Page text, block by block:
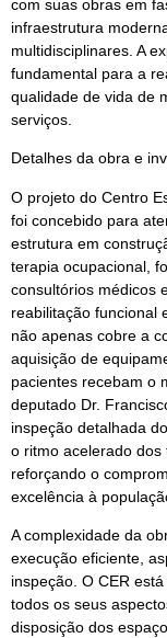
com suas obras em
infraestrutura
multidisciplinares. A
fundamental para a
qualidade de vida de
serviços.
Detalhes da obra e
O projeto do Centro
foi concebido para
estrutura em
terapia ocupacional,
consultórios médicos
reabilitação funcional
não apenas cobre a
aquisição de
pacientes recebam o
deputado Dr.
inspeção detalhada
o ritmo acelerado dos
reforçando o
excelência à
A complexidade da
execução eficiente,
inspeção. O CER
todos os seus
disposição dos